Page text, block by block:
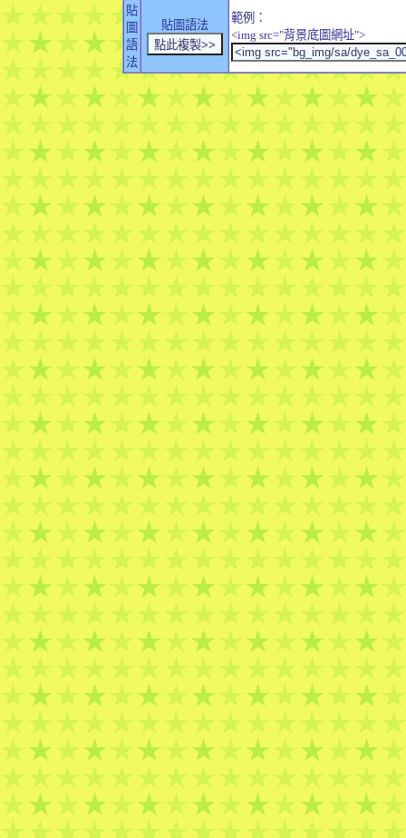
貼
圖
語
法
貼圖語法
範例：
<img src="背景底圖網址">